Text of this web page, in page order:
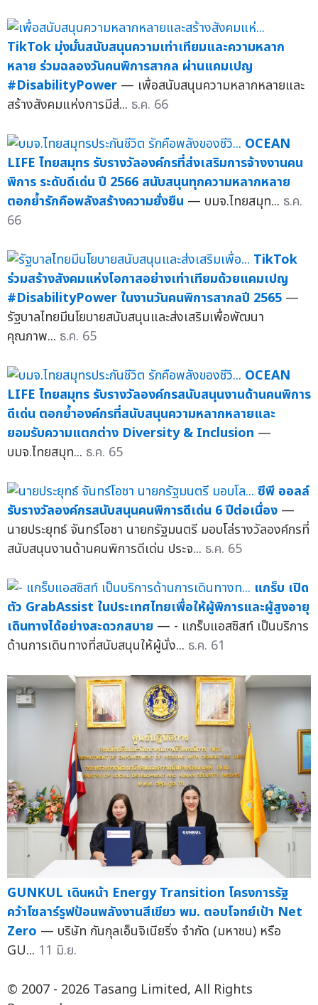
TikTok มุ่งมั่นสนับสนุนความเท่าเทียมและความหลาก
หลาย ร่วมฉลองวันคนพิการสากล ผ่านแคมเปญ
#DisabilityPower — เพื่อสนับสนุนความหลากหลายและ
สร้างสังคมแห่งการมีส่... ธ.ค. 66
OCEAN
LIFE ไทยสมุทร รับรางวัลองค์กรที่ส่งเสริมการจ้างงานคน
พิการ ระดับดีเด่น ปี 2566 สนับสนุนทุกความหลากหลาย
ตอกย้ำรักคือพลังสร้างความยั่งยืน — บมจ.ไทยสมุท... ธ.ค.
66
TikTok
ร่วมสร้างสังคมแห่งโอกาสอย่างเท่าเทียมด้วยแคมเปญ
#DisabilityPower ในงานวันคนพิการสากลปี 2565 —
รัฐบาลไทยมีนโยบายสนับสนุนและส่งเสริมเพื่อพัฒนา
คุณภาพ... ธ.ค. 65
OCEAN
LIFE ไทยสมุทร รับรางวัลองค์กรสนับสนุนงานด้านคนพิการ
ดีเด่น ตอกย้ำองค์กรที่สนับสนุนความหลากหลายและ
ยอมรับความแตกต่าง Diversity & Inclusion —
บมจ.ไทยสมุท... ธ.ค. 65
ซีพี ออลล์
รับรางวัลองค์กรสนับสนุนคนพิการดีเด่น 6 ปีต่อเนื่อง —
นายประยุทธ์ จันทร์โอชา นายกรัฐมนตรี มอบโล่รางวัลองค์กรที่
สนับสนุนงานด้านคนพิการดีเด่น ประจ... ธ.ค. 65
แกร็บ เปิด
ตัว GrabAssist ในประเทศไทยเพื่อให้ผู้พิการและผู้สูงอายุ
เดินทางได้อย่างสะดวกสบาย — - แกร็บแอสซิสท์ เป็นบริการ
ด้านการเดินทางที่สนับสนุนให้ผู้นั่ง... ธ.ค. 61
GUNKUL เดินหน้า Energy Transition โครงการรัฐ
คว้าโซลาร์รูฟป้อนพลังงานสีเขียว พม. ตอบโจทย์เป้า Net
Zero — บริษัท กันกุลเอ็นจิเนียริ่ง จำกัด (มหาชน) หรือ
GU... 11 มิ.ย.
© 2007 - 2026 Tasang Limited, All Rights